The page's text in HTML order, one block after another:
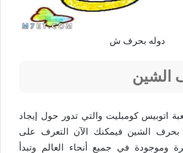
دوله بحرف ش
الشين
اتوبيس كومبليت والتي تدور حول إيجاد
بحرف الشين فيمكنك الآن التعرف على
وموجودة في جميع أنحاء العالم وتبدأ